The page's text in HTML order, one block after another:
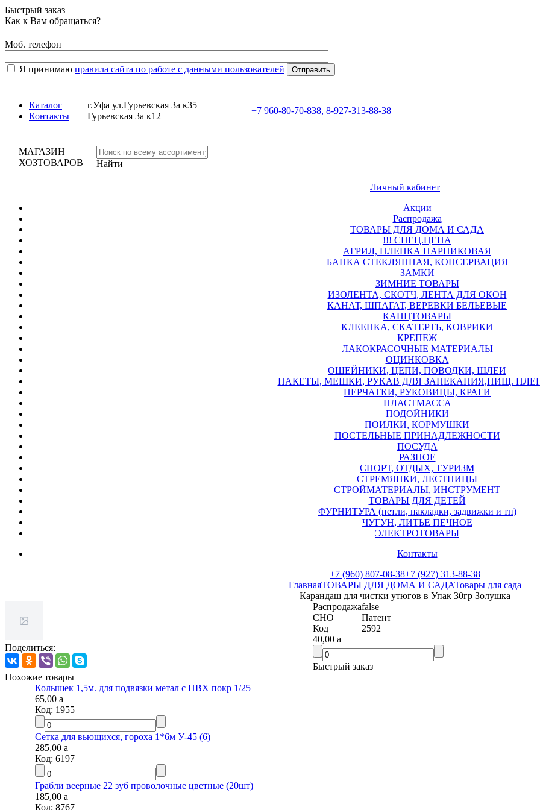
Быстрый заказ
Как к Вам обращаться?
Моб. телефон
Я принимаю правила сайта по работе с данными пользователей
Каталог
Контакты
г.Уфа ул.Гурьевская 3а к35
Гурьевская 3а к12
+7 960-80-70-838, 8-927-313-88-38
МАГАЗИН
ХОЗТОВАРОВ
Найти
Личный кабинет
Акции
Распродажа
ТОВАРЫ ДЛЯ ДОМА И САДА
!!! СПЕЦ.ЦЕНА
АГРИЛ, ПЛЕНКА ПАРНИКОВАЯ
БАНКА СТЕКЛЯННАЯ, КОНСЕРВАЦИЯ
ЗАМКИ
ЗИМНИЕ ТОВАРЫ
ИЗОЛЕНТА, СКОТЧ, ЛЕНТА ДЛЯ ОКОН
КАНАТ, ШПАГАТ, ВЕРЕВКИ БЕЛЬЕВЫЕ
КАНЦТОВАРЫ
КЛЕЕНКА, СКАТЕРТЬ, КОВРИКИ
КРЕПЕЖ
ЛАКОКРАСОЧНЫЕ МАТЕРИАЛЫ
ОЦИНКОВКА
ОШЕЙНИКИ, ЦЕПИ, ПОВОДКИ, ШЛЕИ
ПАКЕТЫ, МЕШКИ, РУКАВ ДЛЯ ЗАПЕКАНИЯ,ПИЩ.
ПЕРЧАТКИ, РУКОВИЦЫ, КРАГИ
ПЛАСТМАССА
ПОДОЙНИКИ
ПОИЛКИ, КОРМУШКИ
ПОСТЕЛЬНЫЕ ПРИНАДЛЕЖНОСТИ
ПОСУДА
РАЗНОЕ
СПОРТ, ОТДЫХ, ТУРИЗМ
СТРЕМЯНКИ, ЛЕСТНИЦЫ
СТРОЙМАТЕРИАЛЫ, ИНСТРУМЕНТ
ТОВАРЫ ДЛЯ ДЕТЕЙ
ФУРНИТУРА (петли, накладки, задвижки и тп)
ЧУГУН, ЛИТЬЕ ПЕЧНОЕ
ЭЛЕКТРОТОВАРЫ
Контакты
+7 (960) 807-08-38+7 (927) 313-88-38
ГлавнаяТОВАРЫ ДЛЯ ДОМА И САДАТовары для сада
Карандаш для чистки утюгов в Упак 30гр Золушка
Поделиться:
Распродажаfalse
СНО
Патент
Код
2592
40,00 a
Быстрый заказ
Похожие товары
Колышек 1,5м. для подвязки метал с ПВХ покр 1/25
65,00 a
Код: 1955
Сетка для вьющихся, гороха 1*6м У-45 (6)
285,00 a
Код: 6197
Грабли веерные 22 зуб проволочные цветные (20шт)
185,00 a
Код: 8767